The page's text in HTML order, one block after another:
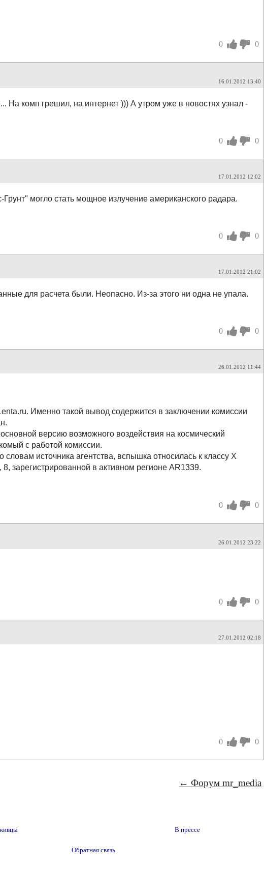
0 0
16.01.2012 13:40
На комп грешил, на интернет ))) А утром уже в новостях узнал -
0 0
17.01.2012 12:02
могло стать мощное излучение американского радара.
0 0
17.01.2012 21:02
для расчета были. Неопасно. Из-за этого ни одна не упала.
0 0
26.01.2012 11:44
Именно такой вывод содержится в заключении комиссии
версию возможного воздействия на космический
с работой комиссии.
источника агентства, вспышка относилась к классу X
зарегистрированной в активном регионе AR1339.
0 0
26.01.2012 23:22
0 0
27.01.2012 02:18
0 0
← Форум mr_media
В прессе
Обратная связь